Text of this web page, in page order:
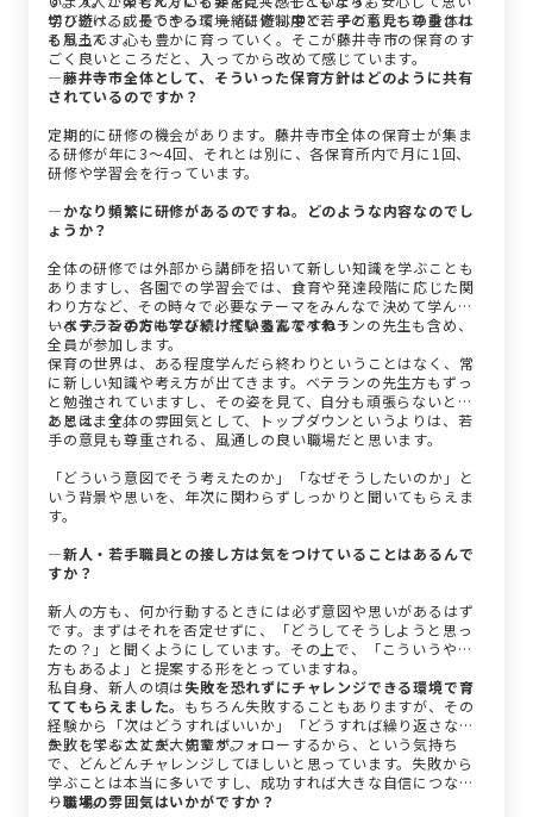
切り遊べる。そうやって一緒に遊ぶ中で、子どもたちの身体は
もちろん、心も豊かに育っていく。そこが藤井寺市の保育のす
ごく良いところだと、入ってから改めて感じています。
学び続け、成長できる環境：研修制度と若手の意見も尊重され
る風土です。
―藤井寺市全体として、そういった保育方針はどのように共有
されているのですか？
定期的に研修の機会があります。藤井寺市全体の保育士が集ま
る研修が年に3～4回、それとは別に、各保育所内で月に1回、
研修や学習会を行っています。
―かなり頻繁に研修があるのですね。どのような内容なのでし
ょうか？
全体の研修では外部から講師を招いて新しい知識を学ぶことも
ありますし、各園での学習会では、食育や発達段階に応じた関
わり方など、その時々で必要なテーマをみんなで決めて学んで
います。若手だけでなく、経験豊富なベテランの先生も含め、
全員が参加します。
―ベテランの方も学び続けているんですね！
保育の世界は、ある程度学んだら終わりということはなく、常
に新しい知識や考え方が出てきます。ベテランの先生方もずっ
と勉強されていますし、その姿を見て、自分も頑張らないとな
と思えます。
あとは、全体の雰囲気として、トップダウンというよりは、若
手の意見も尊重される、風通しの良い職場だと思います。
「どういう意図でそう考えたのか」「なぜそうしたいのか」と
いう背景や思いを、年次に関わらずしっかりと聞いてもらえま
す。
―新人・若手職員との接し方は気をつけていることはあるんで
すか？
新人の方も、何か行動するときには必ず意図や思いがあるはず
です。まずはそれを否定せずに、「どうしてそうしようと思っ
たの？」と聞くようにしています。その上で、「こういうやり
方もあるよ」と提案する形をとっていますね。
私自身、新人の頃は失敗を恐れずにチャレンジできる環境で育
ててもらえました。 もちろん失敗することもありますが、その
経験から「次はどうすればいいか」「どうすれば繰り返さない
か」を学ぶことが大切です。
失敗しても大丈夫、先輩がフォローするから、という気持ち
で、どんどんチャレンジしてほしいと思っています。失敗から
学ぶことは本当に多いですし、成功すれば大きな自信につなが
ります。
―職場の雰囲気はいかがですか？